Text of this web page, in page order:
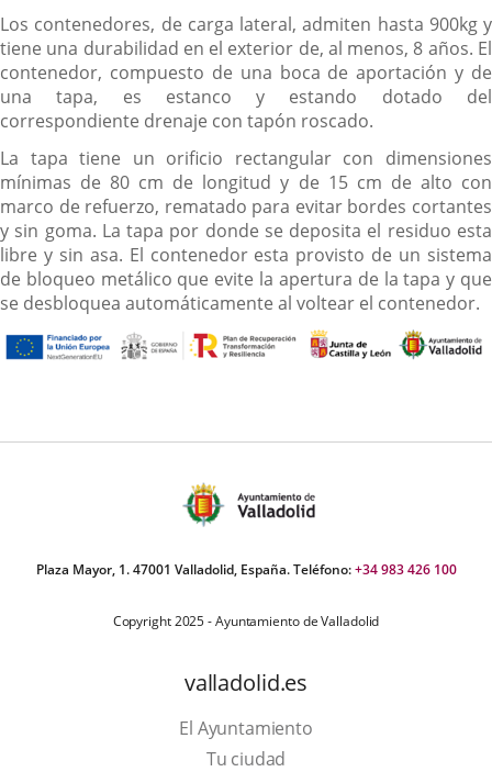
Los contenedores, de carga lateral, admiten hasta 900kg y
tiene una durabilidad en el exterior de, al menos, 8 años. El
contenedor, compuesto de una boca de aportación y de
una tapa, es estanco y estando dotado del
correspondiente drenaje con tapón roscado.
La tapa tiene un orificio rectangular con dimensiones
mínimas de 80 cm de longitud y de 15 cm de alto con
marco de refuerzo, rematado para evitar bordes cortantes
y sin goma. La tapa por donde se deposita el residuo esta
libre y sin asa. El contenedor esta provisto de un sistema
de bloqueo metálico que evite la apertura de la tapa y que
se desbloquea automáticamente al voltear el contenedor.
Plaza Mayor, 1. 47001 Valladolid, España. Teléfono:+34 983 426 100
Copyright 2025 - Ayuntamiento de Valladolid
valladolid.es
El Ayuntamiento
Tu ciudad